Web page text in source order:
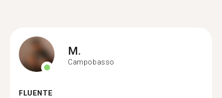
M.
Campobasso
FLUENTE